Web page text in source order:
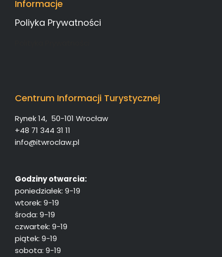
Informacje
Poliyka Prywatności
Centrum Informacji Turystycznej
Rynek 14, 50-101 Wrocław
+48 71 344 31 11
info@itwroclaw.pl
Godziny otwarcia:
poniedziałek: 9-19
wtorek: 9-19
środa: 9-19
czwartek: 9-19
piątek: 9-19
sobota: 9-19